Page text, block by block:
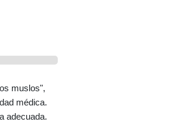
muslos",
médica.
adecuada.